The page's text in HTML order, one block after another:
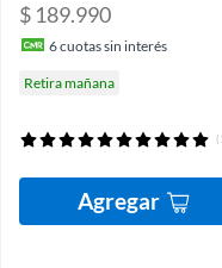
$ 189.990
6cuotas sin interés
Retira mañana
Agregar